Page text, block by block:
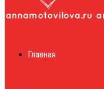
Главная